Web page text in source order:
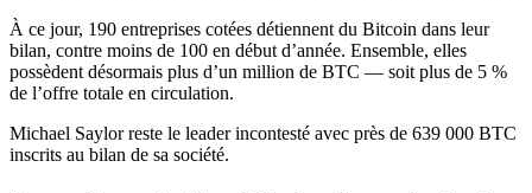
À ce jour, 190 entreprises cotées détiennent du Bitcoin dans leur
bilan, contre moins de 100 en début d’année. Ensemble, elles
possèdent désormais plus d’un million de BTC — soit plus de 5 %
de l’offre totale en circulation.
Michael Saylor reste le leader incontesté avec près de 639 000 BTC
inscrits au bilan de sa société.